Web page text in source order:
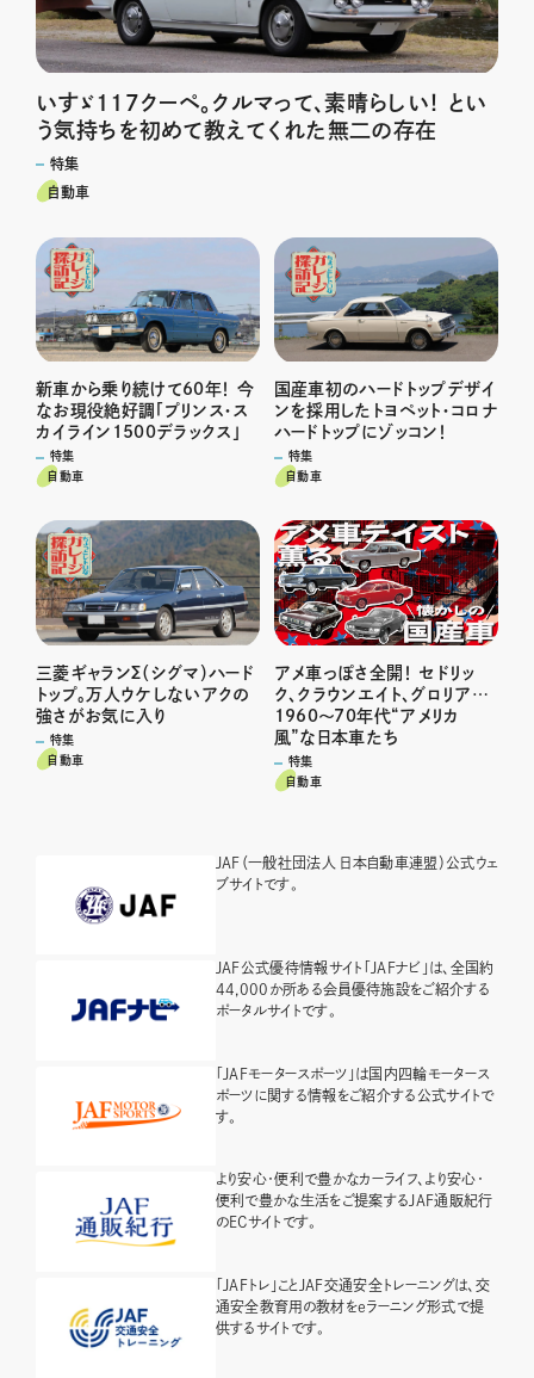
いすゞ117クーペ。クルマって、素晴らしい！ とい
う気持ちを初めて教えてくれた無二の存在
特集
自動車
新車から乗り続けて60年！ 今
なお現役絶好調「プリンス・ス
カイライン1500デラックス」
特集
自動車
国産車初のハードトップデザイ
ンを採用したトヨペット・コロナ
ハードトップにゾッコン！
特集
自動車
三菱ギャランΣ（シグマ）ハード
トップ。万人ウケしないアクの
強さがお気に入り
特集
自動車
アメ車っぽさ全開！ セドリッ
ク、クラウンエイト、グロリア…
1960〜70年代“アメリカ
風”な日本車たち
特集
自動車
JAF（一般社団法人 日本自動車連盟）公式ウェ
ブサイトです。
JAF公式優待情報サイト「JAFナビ」は、全国約
44,000か所ある会員優待施設をご紹介する
ポータルサイトです。
「JAFモータースポーツ」は国内四輪モータース
ポーツに関する情報をご紹介する公式サイトで
す。
より安心・便利で豊かなカーライフ、より安心・
便利で豊かな生活をご提案するJAF通販紀行
のECサイトです。
「JAFトレ」ことJAF交通安全トレーニングは、交
通安全教育用の教材をeラーニング形式で提
供するサイトです。